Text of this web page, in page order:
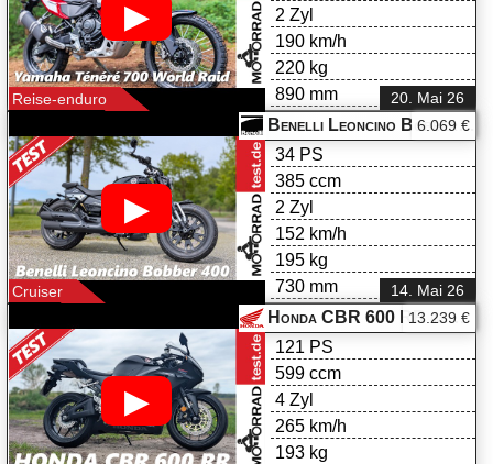
▶
20. Mai 26
Reise-enduro
2 Zyl
190 km/h
220 kg
890 mm
▶
Benelli Leoncino Bobber 400 im Test
14. Mai 26
Cruiser
6.069 €
34 PS
385 ccm
2 Zyl
152 km/h
195 kg
730 mm
▶
Honda CBR 600 RR im Test
13.239 €
121 PS
599 ccm
4 Zyl
265 km/h
193 kg